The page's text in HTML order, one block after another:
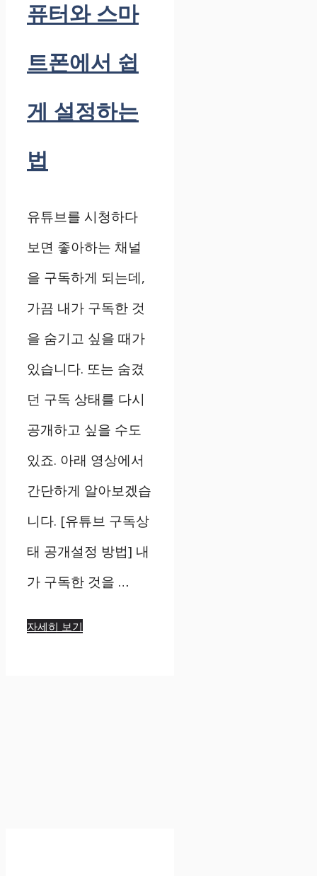
퓨터와 스마
트폰에서 쉽
게 설정하는
법
유튜브를 시청하다
보면 좋아하는 채널
을 구독하게 되는데,
가끔 내가 구독한 것
을 숨기고 싶을 때가
있습니다. 또는 숨겼
던 구독 상태를 다시
공개하고 싶을 수도
있죠. 아래 영상에서
간단하게 알아보겠습
니다. [유튜브 구독상
태 공개설정 방법] 내
가 구독한 것을 …
자세히 보기